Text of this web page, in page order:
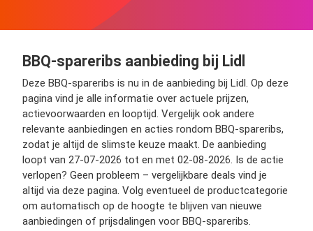
BBQ-spareribs aanbieding bij Lidl
Deze BBQ-spareribs is nu in de aanbieding bij Lidl. Op deze
pagina vind je alle informatie over actuele prijzen,
actievoorwaarden en looptijd. Vergelijk ook andere
relevante aanbiedingen en acties rondom BBQ-spareribs,
zodat je altijd de slimste keuze maakt. De aanbieding
loopt van 27-07-2026 tot en met 02-08-2026. Is de actie
verlopen? Geen probleem – vergelijkbare deals vind je
altijd via deze pagina. Volg eventueel de productcategorie
om automatisch op de hoogte te blijven van nieuwe
aanbiedingen of prijsdalingen voor BBQ-spareribs.